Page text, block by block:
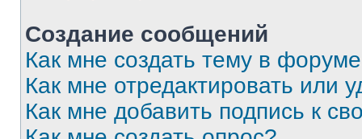
Создание сообщений
Как мне создать тему в
Как мне отредактировать или
Как мне добавить подпись к